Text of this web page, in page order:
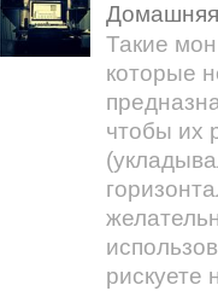
Домашняя
Такие
которые
чтобы их
рискуете